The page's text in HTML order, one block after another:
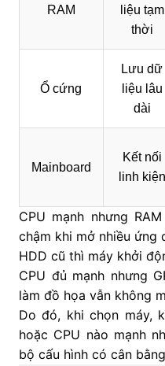
RAM
liệu tạm
thời
Ổ cứng
Lưu dữ
liệu lâu
dài
Mainboard
Kết nối
linh kiện
CPU mạnh nhưng
chậm khi mở nhiều ứng
HDD cũ thì máy khởi
CPU đủ mạnh nhưng
làm đồ họa vẫn không
Do đó, khi chọn máy,
hoặc CPU nào mạnh
bộ cấu hình có cân